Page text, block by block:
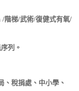
/階梯/武術/復健式有氧/
列。
、稅捐處、中小學、